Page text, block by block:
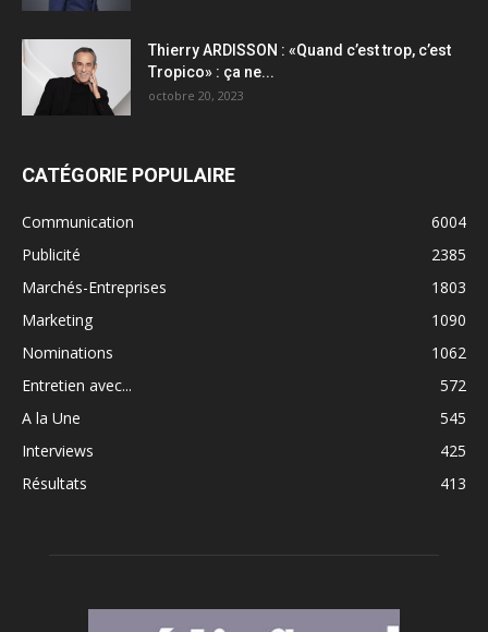
Thierry ARDISSON : «Quand c’est trop, c’est
Tropico» : ça ne...
octobre 20, 2023
CATÉGORIE POPULAIRE
Communication
6004
Publicité
2385
Marchés-Entreprises
1803
Marketing
1090
Nominations
1062
Entretien avec...
572
A la Une
545
Interviews
425
Résultats
413